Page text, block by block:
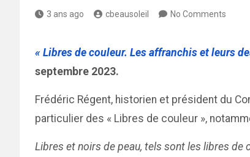
3 ans ago cbeausoleil No Comments
« Libres de couleur. Les affranchis et leurs
septembre 2023.
Frédéric Régent, historien et président du
particulier des « Libres de couleur »,
Libres et noirs de peau, tels sont les libres de